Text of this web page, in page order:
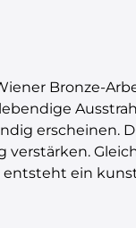
Bronze-
erscheinen.
ein